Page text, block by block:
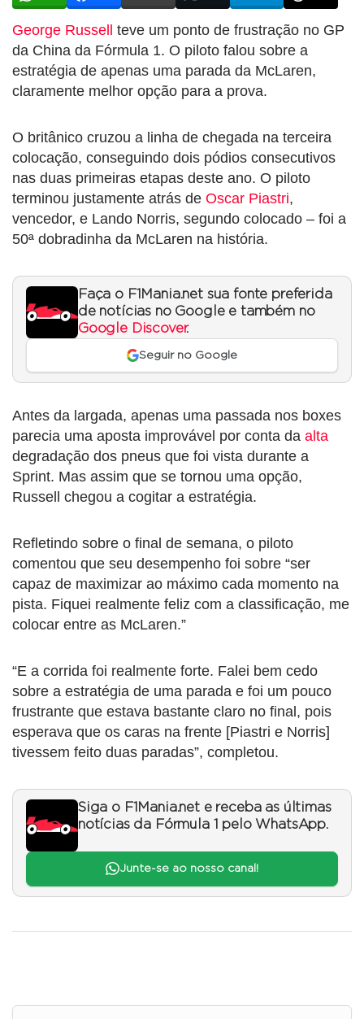
George Russell teve um ponto de frustração no GP
da China da Fórmula 1. O piloto falou sobre a
estratégia de apenas uma parada da McLaren,
claramente melhor opção para a prova.
O britânico cruzou a linha de chegada na terceira
colocação, conseguindo dois pódios consecutivos
nas duas primeiras etapas deste ano. O piloto
terminou justamente atrás de Oscar Piastri,
vencedor, e Lando Norris, segundo colocado – foi a
50ª dobradinha da McLaren na história.
Faça o F1Mania.net sua fonte preferida
de notícias no Google e também no
Google Discover.
Seguir no Google
Antes da largada, apenas uma passada nos boxes
parecia uma aposta improvável por conta da alta
degradação dos pneus que foi vista durante a
Sprint. Mas assim que se tornou uma opção,
Russell chegou a cogitar a estratégia.
Refletindo sobre o final de semana, o piloto
comentou que seu desempenho foi sobre “ser
capaz de maximizar ao máximo cada momento na
pista. Fiquei realmente feliz com a classificação, me
colocar entre as McLaren.”
“E a corrida foi realmente forte. Falei bem cedo
sobre a estratégia de uma parada e foi um pouco
frustrante que estava bastante claro no final, pois
esperava que os caras na frente [Piastri e Norris]
tivessem feito duas paradas”, completou.
Siga o F1Mania.net e receba as últimas
notícias da Fórmula 1 pelo WhatsApp.
Junte-se ao nosso canal!